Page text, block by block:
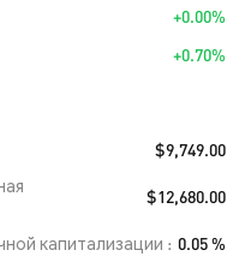
+0.00%
+0.70%
$9,749.00
$12,680.00
капитализации
0.05 %